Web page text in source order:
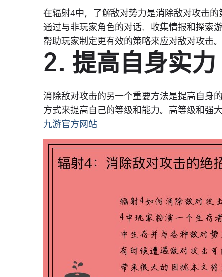
在辐射4中，了解敌对势力是消除敌对攻击
通过与非玩家角色的对话、收集情报和探索
帮助玩家制定更有效的策略来应对敌对攻击。
2. 提高自身实力
消除敌对攻击的另一个重要方法是提高自身
方式来提高自己的等级和能力。高等级和强
九游官方网站